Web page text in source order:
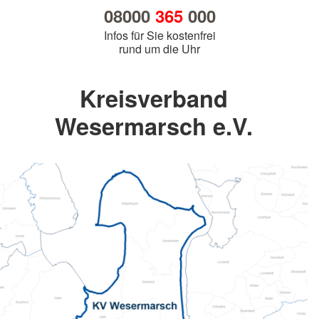
08000 365000
Infos für Sie kostenfrei
rund um die Uhr
Kreisverband
Wesermarsch e.V.